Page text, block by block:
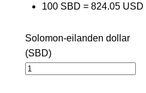
100 SBD = 824.05 USD
Solomon-eilanden dollar
(SBD)